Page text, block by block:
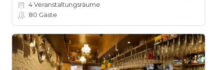
4Veranstaltungsräume
80 Gäste